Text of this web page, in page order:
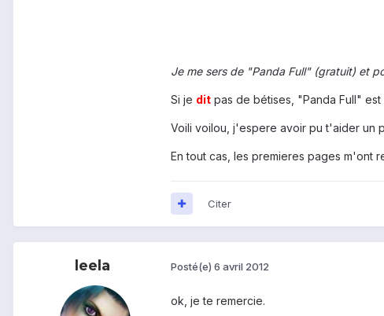
Je me sers de "Panda Full" (gratuit) et
Si je dit pas de bétises, "Panda Full"
Voili voilou, j'espere avoir pu t'aider un
En tout cas, les premieres pages m'ont
Citer
leela Posté(e) 6 avril 2012
ok, je te remercie.